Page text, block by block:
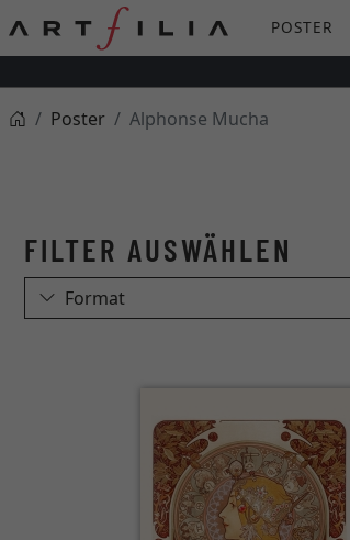
POSTER
Poster Alphonse Mucha
Format